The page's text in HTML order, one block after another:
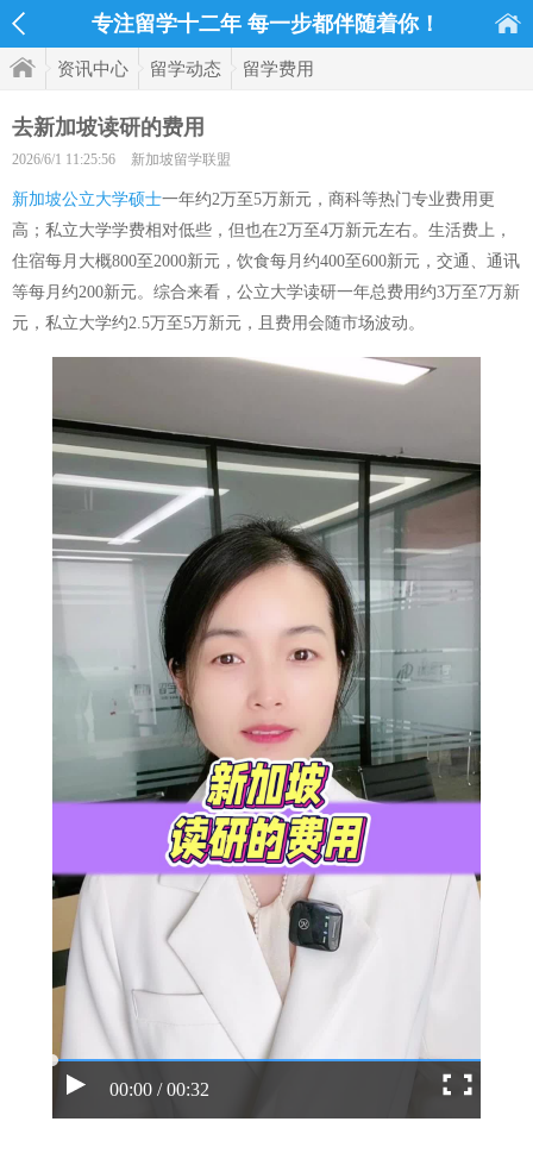
专注留学十二年 每一步都伴随着你！
资讯中心 留学动态 留学费用
去新加坡读研的费用
2026/6/1 11:25:56 新加坡留学联盟
新加坡公立大学硕士一年约2万至5万新元，商科等热门专业费用更
高；私立大学学费相对低些，但也在2万至4万新元左右。生活费上，
住宿每月大概800至2000新元，饮食每月约400至600新元，交通、通讯
等每月约200新元。综合来看，公立大学读研一年总费用约3万至7万新
元，私立大学约2.5万至5万新元，且费用会随市场波动。
00:00 / 00:32